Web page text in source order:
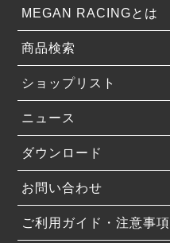
MEGAN RACINGとは
商品検索
ショップリスト
ニュース
ダウンロード
お問い合わせ
ご利用ガイド・注意事項